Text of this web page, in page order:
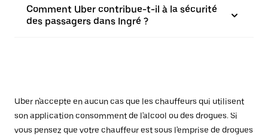
Comment Uber contribue-t-il à la sécurité
des passagers dans Ingré ?
Uber n'accepte en aucun cas que les chauffeurs qui utilisent
son application consomment de l'alcool ou des drogues. Si
vous pensez que votre chauffeur est sous l'emprise de drogues